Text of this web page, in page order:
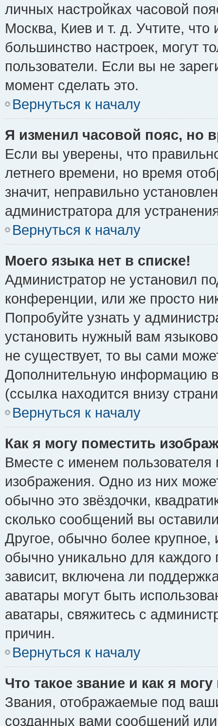
личных настройках часовой
Москва, Киев и т. д. Учтите, что
большинство настроек, могут
пользователи. Если вы не
момент сделать это.
Вернуться к началу
Я изменил часовой пояс, но
Если вы уверены, что
летнего времени, но время
значит, неправильно
администратора для
Вернуться к началу
Моего языка нет в списке!
Администратор не установил
конференции, или же просто
Попробуйте узнать у
установить нужный вам
не существует, то вы сами
Дополнительную информацию
(ссылка находится внизу
Вернуться к началу
Как я могу поместить
Вместе с именем пользователя
изображения. Одно из них
обычно это звёздочки,
сколько сообщений вы
Другое, обычно более крупное,
обычно уникально для каждого
зависит, включена ли
аватары могут быть
аватары, свяжитесь с
причин.
Вернуться к началу
Что такое звание и как я
Звания, отображаемые под
созданных вами сообщений